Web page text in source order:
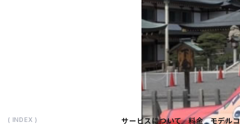
( INDEX ) サービスについて 料金 モデル